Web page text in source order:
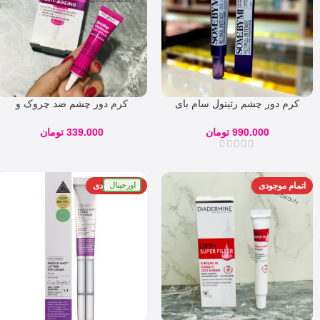
کرم دور چشم رتینول سام بای
990.000 تومان
کرم دور چشم ضد چروک و
339.000 تومان
اتمام موجودی اورجینال
اتمام موجودی